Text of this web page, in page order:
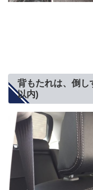
背もたれは、倒し
以内)